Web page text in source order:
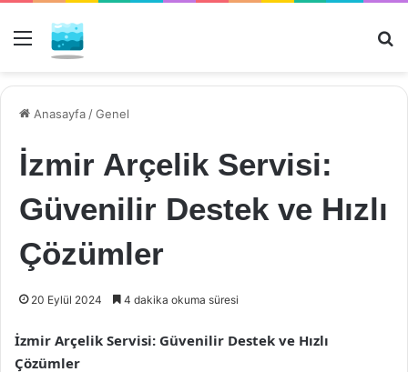
Menü
Anasayfa /Genel
İzmir Arçelik Servisi:
Güvenilir Destek ve Hızlı
Çözümler
20 Eylül 2024 4 dakika okuma süresi
İzmir Arçelik Servisi: Güvenilir Destek ve Hızlı
Çözümler